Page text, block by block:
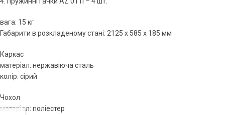
вага: 15 кг
Габарити в розкладеному стані: 2125 x 585 x 185 мм
Каркас
матеріал: нержавіюча сталь
колір: сірий
Чохол
матеріал: поліестер